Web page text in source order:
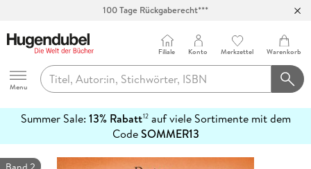
100 Tage Rückgaberecht***
Hugendubel
Menu
Filiale Konto Merkzettel Warenkorb
Summer Sale: 13% Rabatt12auf viele Sortimente mit dem
CodeSOMMER13
erfahren